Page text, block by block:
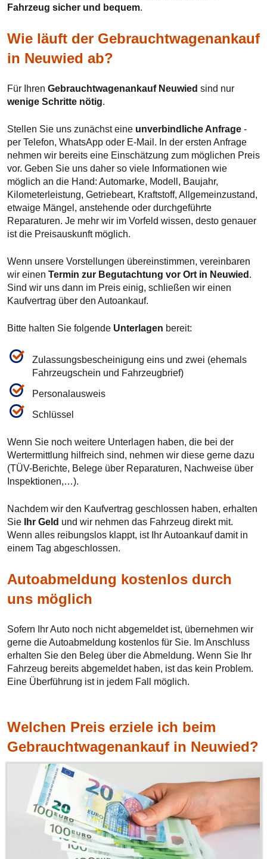
Fahrzeug sicher und bequem.
Wie läuft der Gebrauchtwagenankauf
in Neuwied ab?
Für Ihren Gebrauchtwagenankauf Neuwied sind nur
wenige Schritte nötig.
Stellen Sie uns zunächst eine unverbindliche Anfrage -
per Telefon, WhatsApp oder E-Mail. In der ersten Anfrage
nehmen wir bereits eine Einschätzung zum möglichen Preis
vor. Geben Sie uns daher so viele Informationen wie
möglich an die Hand: Automarke, Modell, Baujahr,
Kilometerleistung, Getriebeart, Kraftstoff, Allgemeinzustand,
etwaige Mängel, anstehende oder durchgeführte
Reparaturen. Je mehr wir im Vorfeld wissen, desto genauer
ist die Preisauskunft möglich.
Wenn unsere Vorstellungen übereinstimmen, vereinbaren
wir einen Termin zur Begutachtung vor Ort in Neuwied .
Sind wir uns dann im Preis einig, schließen wir einen
Kaufvertrag über den Autoankauf.
Bitte halten Sie folgende Unterlagen bereit:
Zulassungsbescheinigung eins und zwei (ehemals
Fahrzeugschein und Fahrzeugbrief)
Personalausweis
Schlüssel
Wenn Sie noch weitere Unterlagen haben, die bei der
Wertermittlung hilfreich sind, nehmen wir diese gerne dazu
(TÜV-Berichte, Belege über Reparaturen, Nachweise über
Inspektionen,…).
Nachdem wir den Kaufvertrag geschlossen haben, erhalten
Sie
Ihr Geld und wir nehmen das Fahrzeug direkt mit.
Wenn alles reibungslos klappt, ist Ihr Autoankauf damit in
einem Tag abgeschlossen.
Autoabmeldung kostenlos durch
uns möglich
Sofern Ihr Auto noch nicht abgemeldet ist, übernehmen wir
gerne die Autoabmeldung kostenlos für Sie. Im Anschluss
erhalten Sie den Beleg über die Abmeldung. Wenn Sie Ihr
Fahrzeug bereits abgemeldet haben, ist das kein Problem.
Eine Überführung ist in jedem Fall möglich.
Welchen Preis erziele ich beim
Gebrauchtwagenankauf in Neuwied?